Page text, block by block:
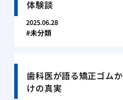
体験談
2025.06.28
未分類
歯科医が語る矯正ゴムか
けの真実